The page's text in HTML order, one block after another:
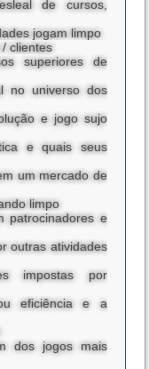
de cursos,
jogam limpo
clientes
superiores de
no universo dos
e jogo sujo
e quais seus
um mercado de
limpo
patrocinadores e
outras atividades
impostas por
eficiência e a
dos jogos mais